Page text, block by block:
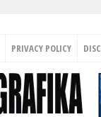
PRIVACY POLICY